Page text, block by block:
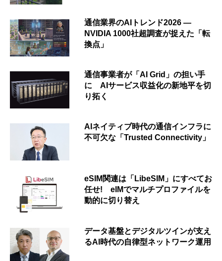
通信業界のAIトレンド2026 ―
NVIDIA 1000社超調査が捉えた「転
換点」
通信事業者が「AI Grid」の担い手
に AIサービス収益化の新地平を切
り拓く
AIネイティブ時代の通信インフラに
不可欠な「Trusted Connectivity」
eSIM関連は「LibeSIM」にすべてお
任せ! eIMでマルチプロファイルを
動的に切り替え
データ基盤とデジタルツインが支え
るAI時代の自律型ネットワーク運用